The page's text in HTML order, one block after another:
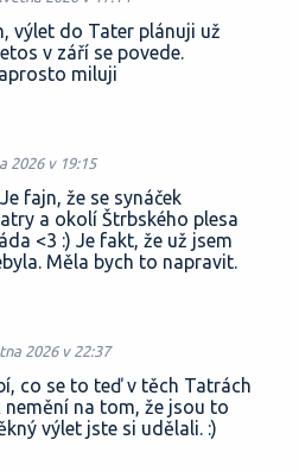
výlet do Tater plánuji už
v září se povede.
miluji
2026 v 19:15
fajn, že se synáček
a okolí Štrbského plesa
<3 :) Je fakt, že už jsem
Měla bych to napravit.
2026 v 22:37
co se to teď v těch Tatrách
nemění na tom, že jsou to
výlet jste si udělali. :)